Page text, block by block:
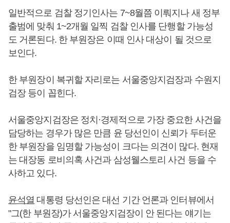
일반적으로 검찰 정기인사는 7~8월쯤 이뤄지나 새 정부
출범에 맞춰 1~2개월 일찍 검찰 인사를 단행할 가능성
도 거론된다. 한 부원장은 이때 인사 대상이 될 것으로
보인다.
한 부원장이 복귀할 자리로는 서울중앙지검장과 수원지
검장 등이 꼽힌다.
서울중앙지검장은 정치·경제적으로 가장 중요한 사건을
담당하는 경우가 많은 만큼 윤 당선인이 신뢰가 두터운
한 부원장을 임명할 가능성이 크다는 의견이 많다. 현재
는 대장동 로비의혹 사건과 삼성웰스토리 사건 등을 수
사하고 있다.
윤석열 대통령 당선인은 대선 기간 언론과 인터뷰에서
"그(한 부원장)가 서울중앙지검장이 안 된다는 얘기는